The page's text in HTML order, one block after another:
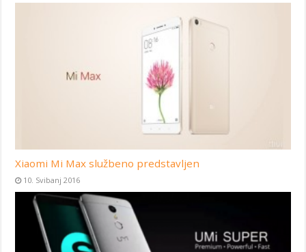
Xiaomi Mi Max službeno predstavljen
10. Svibanj 2016